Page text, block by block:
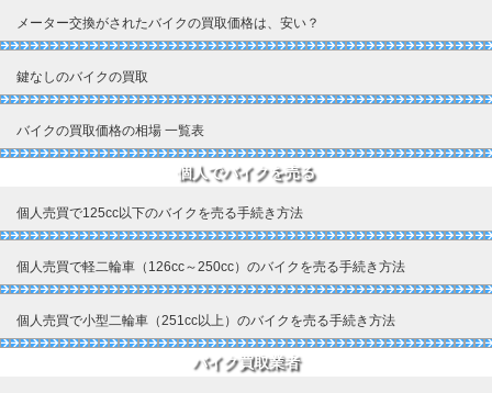
メーター交換がされたバイクの買取価格は、安い？
鍵なしのバイクの買取
バイクの買取価格の相場 一覧表
個人でバイクを売る
個人売買で125cc以下のバイクを売る手続き方法
個人売買で軽二輪車（126cc～250cc）のバイクを売る手続き方法
個人売買で小型二輪車（251cc以上）のバイクを売る手続き方法
バイク買取業者